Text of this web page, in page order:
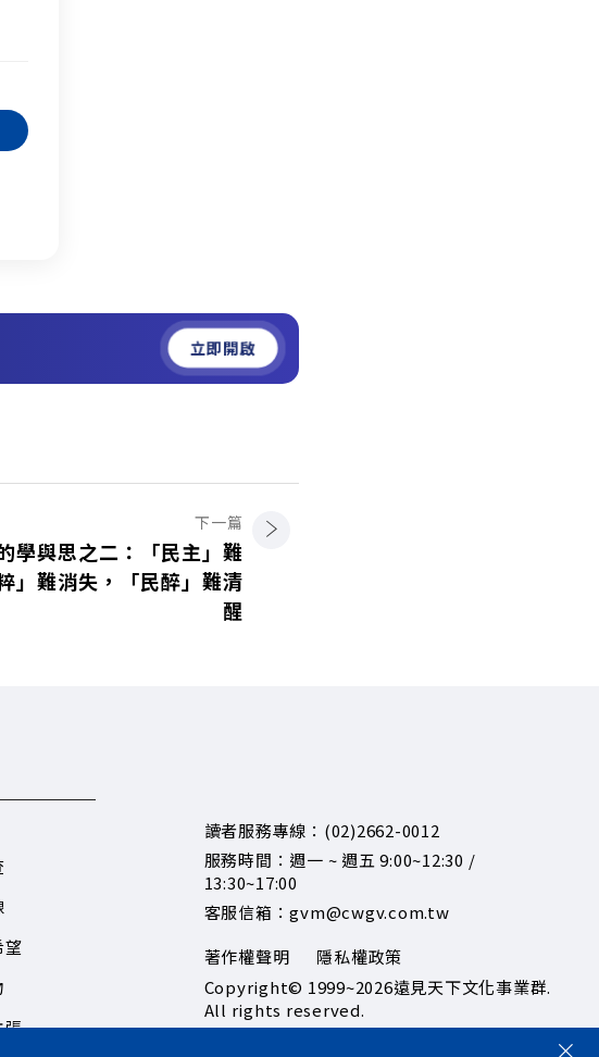
立即開啟
下一篇
學與思之二：「民主」難
」難消失，「民醉」難清
醒
望
張
讀者服務專線：(02)2662-0012
服務時間：週一 ~ 週五 9:00~12:30 /
13:30~17:00
客服信箱：gvm@cwgv.com.tw
著作權聲明
隱私權政策
Copyright© 1999~2026遠見天下文化事業群.
All rights reserved.